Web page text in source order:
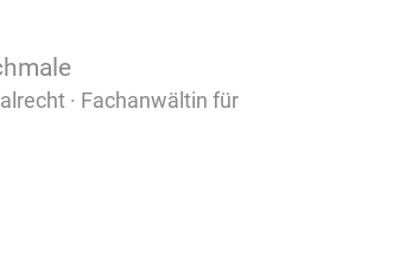
· Fachanwältin für